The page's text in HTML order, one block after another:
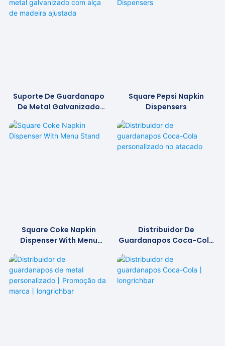
Suporte De Guardanapo
De Metal Galvanizado
Ajustada
Square Pepsi Napkin
Dispensers
Square Coke Napkin
Dispenser With Menu
Distribuidor De
Guardanapos Coca-Cola